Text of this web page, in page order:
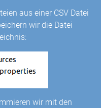
aus einer CSV Datei
wir die Datei
wir mit den